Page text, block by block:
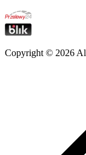
Copyright © 2026